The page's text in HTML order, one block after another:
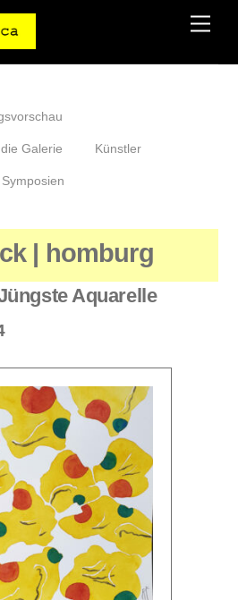
die Galerie Künstler
Symposien
| homburg
Aquarelle